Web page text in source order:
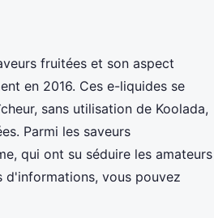
fruitées et son aspect
en 2016. Ces e-liquides se
sans utilisation de Koolada,
Parmi les saveurs
qui ont su séduire les amateurs
d'informations, vous pouvez